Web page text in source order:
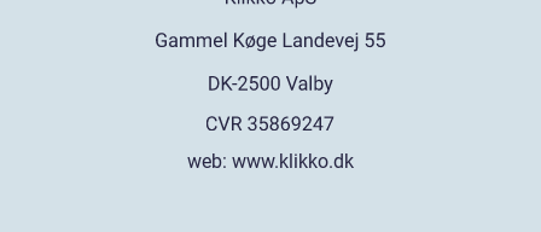
web: www.klikko.dk